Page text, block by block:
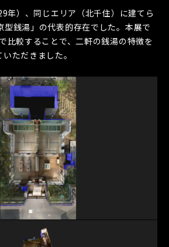
年）、同じエリア（北千住）に建てら
型銭湯」の代表的存在でした。本展で
比較することで、二軒の銭湯の特徴を
ただきました。